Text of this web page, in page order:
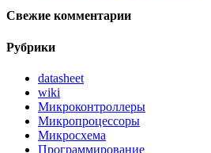
Свежие комментарии
Рубрики
datasheet
wiki
Микроконтроллеры
Микропроцессоры
Микросхема
Программирование